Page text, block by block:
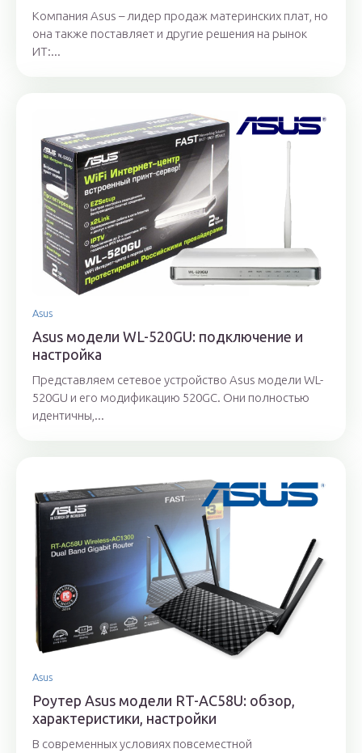
Компания Asus – лидер продаж материнских плат, но
она также поставляет и другие решения на рынок
ИТ:...
Asus
Asus модели WL-520GU: подключение и
настройка
Представляем сетевое устройство Asus модели WL-
520GU и его модификацию 520GC. Они полностью
идентичны,...
Asus
Роутер Asus модели RT-AC58U: обзор,
характеристики, настройки
В современных условиях повсеместной